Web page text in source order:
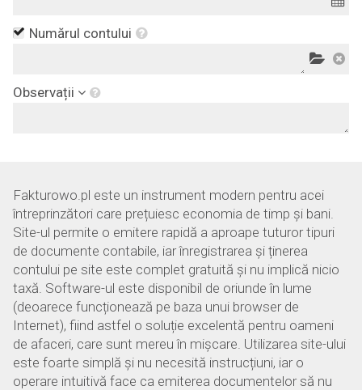
Numărul contului
Observații
Fakturowo.pl este un instrument modern pentru acei
întreprinzători care prețuiesc economia de timp și bani.
Site-ul permite o emitere rapidă a aproape tuturor tipuri
de documente contabile, iar înregistrarea și ținerea
contului pe site este complet gratuită și nu implică nicio
taxă. Software-ul este disponibil de oriunde în lume
(deoarece funcționează pe baza unui browser de
Internet), fiind astfel o soluție excelentă pentru oameni
de afaceri, care sunt mereu în mișcare. Utilizarea site-ului
este foarte simplă și nu necesită instrucțiuni, iar o
operare intuitivă face ca emiterea documentelor să nu